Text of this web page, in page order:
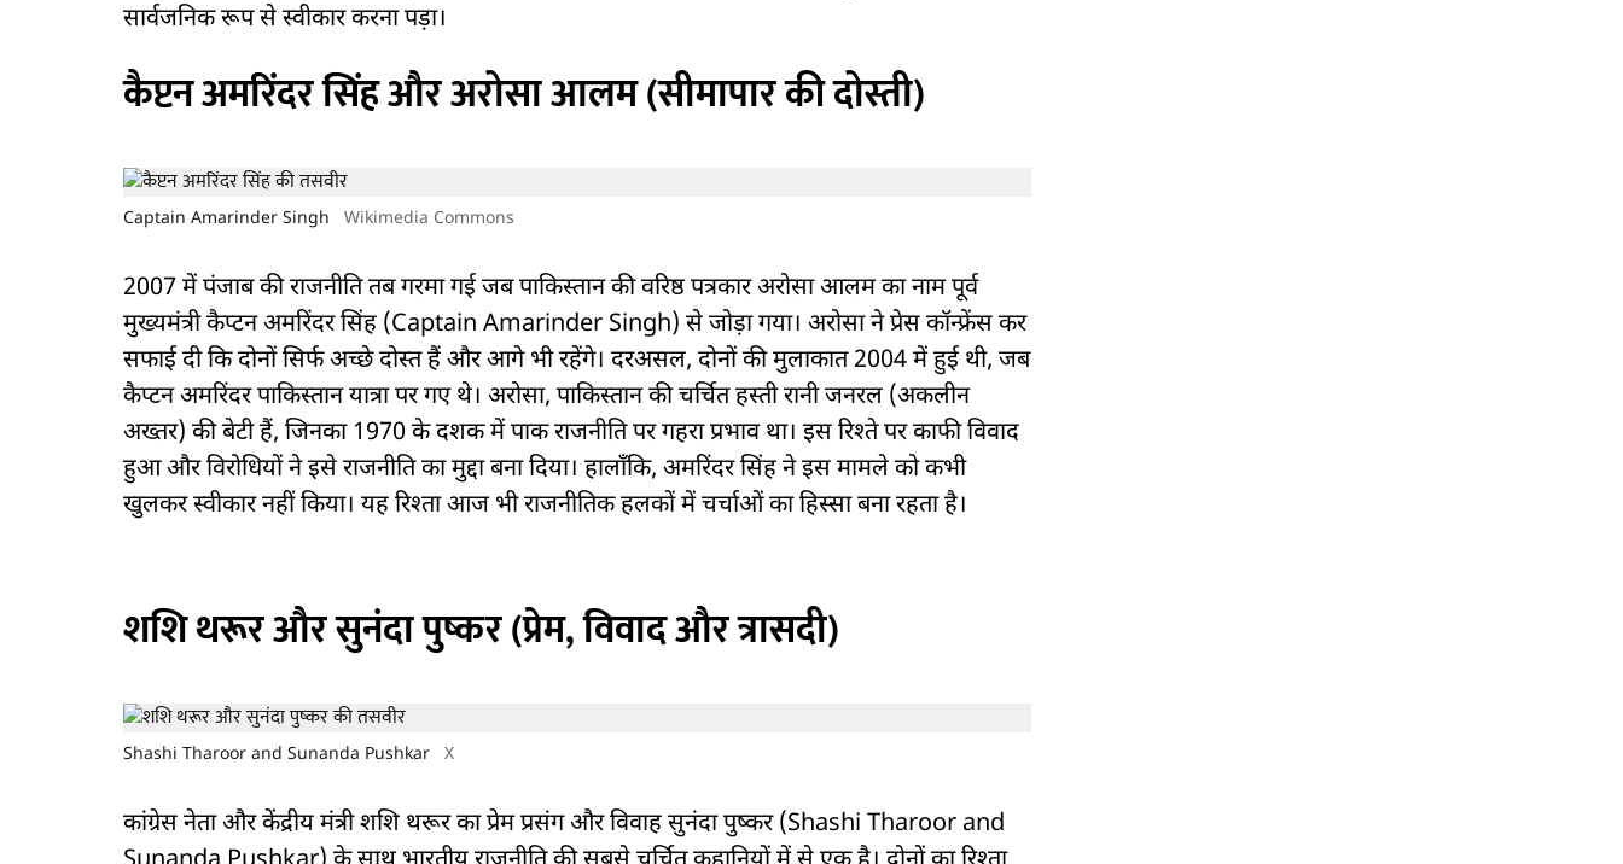
सार्वजनिक रूप से स्वीकार करना पड़ा।
कैप्टन अमरिंदर सिंह और अरोसा आलम (सीमापार की दोस्ती)
Captain Amarinder Singh Wikimedia Commons
2007 में पंजाब की राजनीति तब गरमा गई जब पाकिस्तान की वरिष्ठ पत्रकार अरोसा आलम का नाम पूर्व
मुख्यमंत्री कैप्टन अमरिंदर सिंह (Captain Amarinder Singh) से जोड़ा गया। अरोसा ने प्रेस कॉन्फ्रेंस कर
सफाई दी कि दोनों सिर्फ अच्छे दोस्त हैं और आगे भी रहेंगे। दरअसल, दोनों की मुलाकात 2004 में हुई थी, जब
कैप्टन अमरिंदर पाकिस्तान यात्रा पर गए थे। अरोसा, पाकिस्तान की चर्चित हस्ती रानी जनरल (अकलीन
अख्तर) की बेटी हैं, जिनका 1970 के दशक में पाक राजनीति पर गहरा प्रभाव था। इस रिश्ते पर काफी विवाद
हुआ और विरोधियों ने इसे राजनीति का मुद्दा बना दिया। हालाँकि, अमरिंदर सिंह ने इस मामले को कभी
खुलकर स्वीकार नहीं किया। यह रिश्ता आज भी राजनीतिक हलकों में चर्चाओं का हिस्सा बना रहता है।
शशि थरूर और सुनंदा पुष्कर (प्रेम, विवाद और त्रासदी)
Shashi Tharoor and Sunanda Pushkar X
कांग्रेस नेता और केंद्रीय मंत्री शशि थरूर का प्रेम प्रसंग और विवाह सुनंदा पुष्कर (Shashi Tharoor and